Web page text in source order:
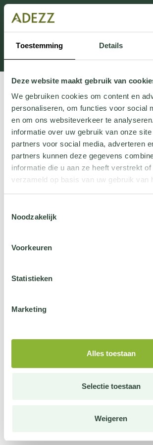
Toestemming Details
Deze website maakt gebruik van
We gebruiken cookies om content en
personaliseren, om functies voor social
en om ons websiteverkeer te
informatie over uw gebruik van onze
partners voor social media, adverteren
partners kunnen deze gegevens
informatie die u aan ze heeft verstrekt
verzameld op basis van uw gebruik van
jehier.
Noodzakelijk
Voorkeuren
Statistieken
Marketing
Alles toestaan
Selectie toestaan
Weigeren
This section is currently under
If you are missing information, you
413 745 423 or email us at